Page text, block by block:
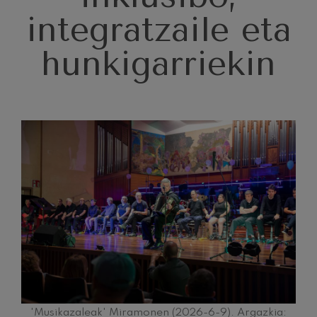
integratzaile eta
hunkigarriekin
'Musikazaleak' Miramonen (2026-6-9). Argazkia:
J. C. Arriaga: Los esclavos
felices. Obertura
J. C. Arriaga
Joseph Haydn: 83. Sinfonia
Joseph Haydn
El cant dels ocells
Franz Schubert: Gaueko
abestia basoan
Franz Schubert
Johannes Brahms: 2. Sinfonia
Johannes Brahms
Antonin Dvorak: 6. Sinfonia
Antonin Dvorak
Johannes Brahms: Pianorako
1. Kontzertua
Johannes Brahms
Ludwig van Beethoven: 2.
Sinfonia
Ludwig van Beethoven
Wolfgang Amadeus Mozart:
Biolinerako 5. Kontzertua